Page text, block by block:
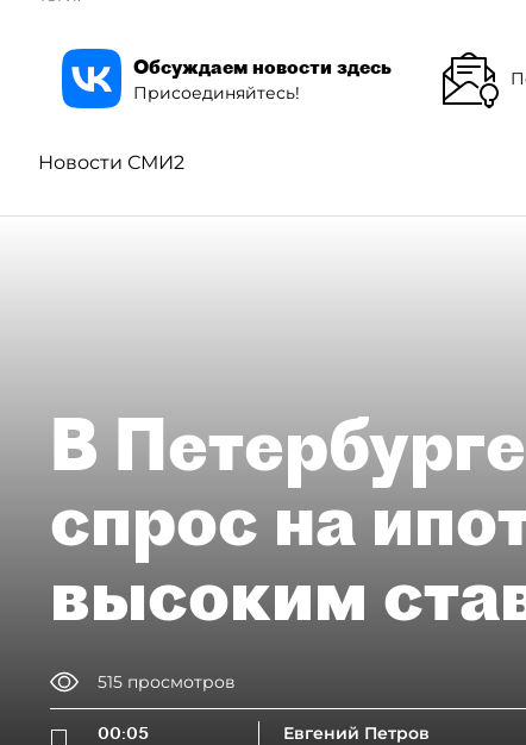
Обсуждаем новости здесь
Присоединяйтесь!
Новости СМИ2
В
спрос на
высоким
515 просмотров
00:05
Евгений Петров